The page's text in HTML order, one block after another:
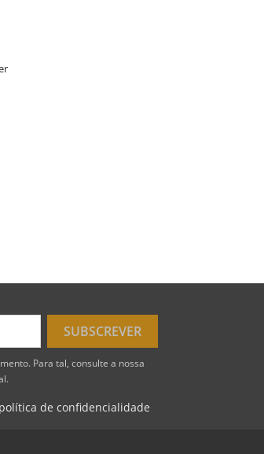
Para tal, consulte a nossa
de confidencialidade